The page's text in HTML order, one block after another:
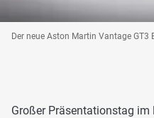
Der neue Aston Martin Vantage GT3
Großer Präsentationstag